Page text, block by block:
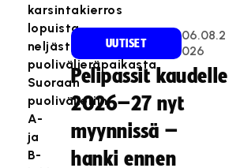
karsintakierros
lopuista
neljästä
puolivälieräpaikasta.
Suoraan
puolivälieriin
A-
ja
B-
UUTISET
06.08.2
026
Pelipassit kaudelle
2026–27 nyt
myynnissä –
hanki ennen